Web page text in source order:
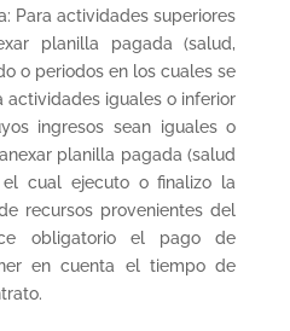
Para actividades superiores
planilla pagada (salud,
o periodos en los cuales se
actividades iguales o inferior
ingresos sean iguales o
planilla pagada (salud
cual ejecuto o finalizo la
recursos provenientes del
obligatorio el pago de
en cuenta el tiempo de